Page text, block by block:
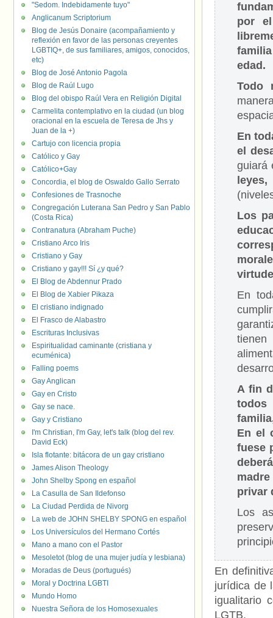
por
edad.
Todo
En
el
guiará
Los
En
A fin
todos
En el
fuese
privar
Los
En
jurídica de
igualitario
LGTB.
"Sedom. Indebidamente tuyo"
Anglicanum Scriptorium
Blog de Jesús Donaire (acompañamiento y
reflexión en favor de las personas creyentes
LGBTIQ+, de sus familiares, amigos, conocidos,
etc)
Blog de José Antonio Pagola
Blog de Raúl Lugo
Blog del obispo Raúl Vera en Religión Digital
Carmelita contemplativo en la ciudad (un blog
oracional en la escuela de Teresa de Jhs y
Juan de la +)
Cartujo con licencia propia
Católico y Gay
Católico+Gay
Concordia, el blog de Oswaldo Gallo Serrato
Confesiones de Trasnoche
Congregación Luterana San Pedro y San Pablo
(Costa Rica)
Contranatura (Abraham Puche)
Cristiano Arco Iris
Cristiano y Gay
Cristiano y gay!!! Sí ¿y qué?
El Blog de Abdennur Prado
El Blog de Xabier Pikaza
El cristiano indignado
El Frasco de Alabastro
Escrituras Inclusivas
Espiritualidad caminante (cristiana y
ecuménica)
Falling poems
Gay Anglican
Gay en Cristo
Gay se nace.
Gay y Cristiano
I'm Christian, I'm Gay, let's talk (blog del rev.
David Eck)
Isla flotante: bitácora de un gay cristiano
James Alison Theology
John Shelby Spong en español
La Casulla de San Ildefonso
La Ciudad Perdida de Nivorg
La web de JOHN SHELBY SPONG en español
Los Universículos del Hermano Cortés
Mano a mano con el Pastor
Mesoletot (blog de una mujer judía y lesbiana)
Moradas de Deus (portugués)
Moral y Doctrina LGBTI
Mundo Homo
Nuestra Señora de los Homosexuales